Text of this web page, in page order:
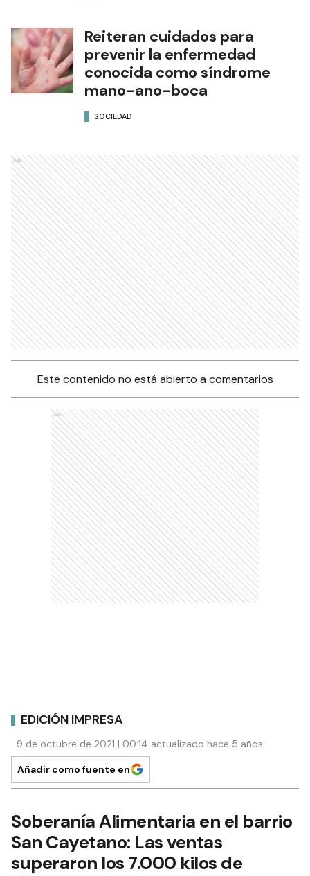
Reiteran cuidados para
prevenir la enfermedad
conocida como síndrome
mano-ano-boca
SOCIEDAD
Ads
Este contenido no está abierto a comentarios
Ads
EDICIÓN IMPRESA
9 de octubre de 2021 | 00:14 actualizado hace 5 años
Añadir como fuente en
Soberanía Alimentaria en el barrio
San Cayetano: Las ventas
superaron los 7.000 kilos de